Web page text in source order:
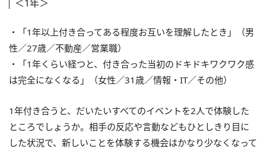
＜1年＞
・「1年以上付き合ってある程度お互いを理解したとき」（男
性／27歳／不動産／営業職）
・「1年くらい経つと、付き合った当初のドキドキワクワク感
は完全になくなる」（女性／31歳／情報・IT／その他）
1年付き合うと、だいたいすべてのイベントを2人で体験した
ところでしょうか。相手の反応や言動などもひとしきり目に
した状況で、新しいことを体験する機会はかなり少なくなって